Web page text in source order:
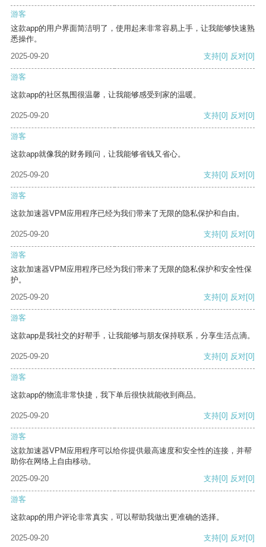
游客
这款app的用户界面简洁明了，使用起来非常容易上手，让我能够快速熟
悉操作。
2025-09-20
支持[0] 反对[0]
游客
这款app的社区氛围很温馨，让我能够感受到家的温暖。
2025-09-20 支持[0] 反对[0]
游客
这款app就像我的财务顾问，让我能够省钱又省心。
2025-09-20 支持[0] 反对[0]
游客
这款加速器VPM应用程序已经为我们带来了无限的隐私保护和自由。
2025-09-20 支持[0] 反对[0]
游客
这款加速器VPM应用程序已经为我们带来了无限的隐私保护和安全性保
护。
2025-09-20
支持[0] 反对[0]
游客
这款app是我社交的好帮手，让我能够与朋友保持联系，分享生活点滴。
2025-09-20 支持[0] 反对[0]
游客
这款app的物流非常快捷，我下单后很快就能收到商品。
2025-09-20 支持[0] 反对[0]
游客
这款加速器VPM应用程序可以给你提供最高速度和安全性的连接，并帮
助你在网络上自由移动。
2025-09-20
支持[0] 反对[0]
游客
这款app的用户评论非常真实，可以帮助我做出更准确的选择。
2025-09-20 支持[0] 反对[0]